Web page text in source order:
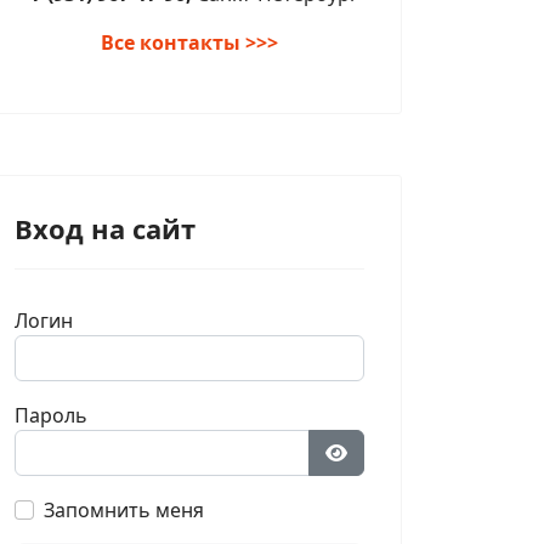
Бхакти - комплект из 9 книг, возвышающих сознание
Все контакты >>>
Вход на сайт
Логин
Пароль
Показать пароль
Запомнить меня